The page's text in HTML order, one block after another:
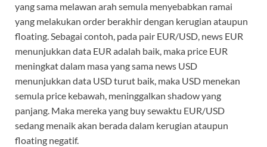
yang sama melawan arah semula menyebabkan ramai
yang melakukan order berakhir dengan kerugian ataupun
floating. Sebagai contoh, pada pair EUR/USD, news EUR
menunjukkan data EUR adalah baik, maka price EUR
meningkat dalam masa yang sama news USD
menunjukkan data USD turut baik, maka USD menekan
semula price kebawah, meninggalkan shadow yang
panjang. Maka mereka yang buy sewaktu EUR/USD
sedang menaik akan berada dalam kerugian ataupun
floating negatif.